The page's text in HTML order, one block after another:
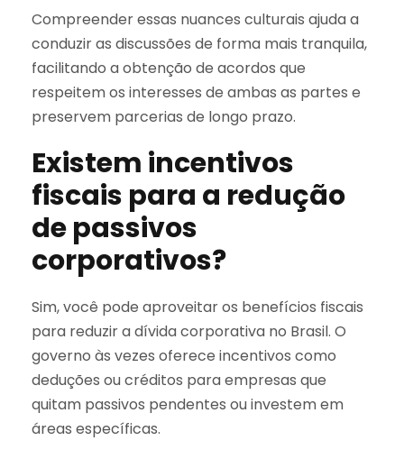
Compreender essas nuances culturais ajuda a
conduzir as discussões de forma mais tranquila,
facilitando a obtenção de acordos que
respeitem os interesses de ambas as partes e
preservem parcerias de longo prazo.
Existem incentivos
fiscais para a redução
de passivos
corporativos?
Sim, você pode aproveitar os benefícios fiscais
para reduzir a dívida corporativa no Brasil. O
governo às vezes oferece incentivos como
deduções ou créditos para empresas que
quitam passivos pendentes ou investem em
áreas específicas.